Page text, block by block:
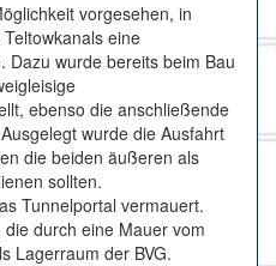
vorgesehen, in
eine
Dazu wurde bereits beim Bau
ebenso die anschließende
wurde die Ausfahrt
die beiden äußeren als
sollten.
Tunnelportal vermauert.
durch eine Mauer vom
Lagerraum der BVG.